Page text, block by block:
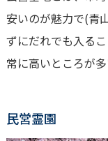
安いのが魅力で(青
ずにだれでも入る
常に高いところが多
民営霊園